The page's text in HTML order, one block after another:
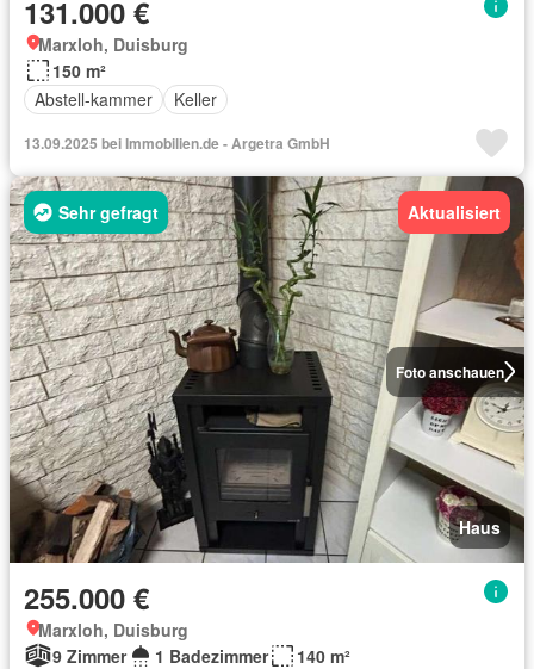
131.000 €
Marxloh, Duisburg
150 m²
Abstell-kammer
Keller
13.09.2025 bei Immobilien.de - Argetra GmbH
Foto anschauen
Sehr gefragt Aktualisiert
Haus
255.000 €
Marxloh, Duisburg
9 Zimmer
1 Badezimmer 140 m²